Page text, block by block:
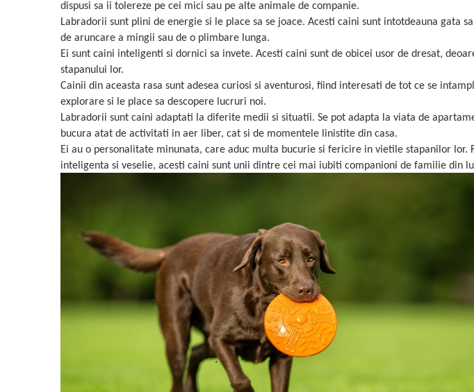
dispusi sa ii tolereze pe cei mici sau pe alte animale de companie.
Labradorii sunt plini de energie si le place sa se joace. Acesti caini sunt intotdeauna gata
de aruncare a mingii sau de o plimbare lunga.
Ei sunt caini inteligenti si dornici sa invete. Acesti caini sunt de obicei usor de dresat,
stapanului lor.
Cainii din aceasta rasa sunt adesea curiosi si aventurosi, fiind interesati de tot ce se
explorare si le place sa descopere lucruri noi.
Labradorii sunt caini adaptati la diferite medii si situatii. Se pot adapta la viata de
bucura atat de activitati in aer liber, cat si de momentele linistite din casa.
Ei au o personalitate minunata, care aduc multa bucurie si fericire in vietile stapanilor
inteligenta si veselie, acesti caini sunt unii dintre cei mai iubiti companioni de familie din